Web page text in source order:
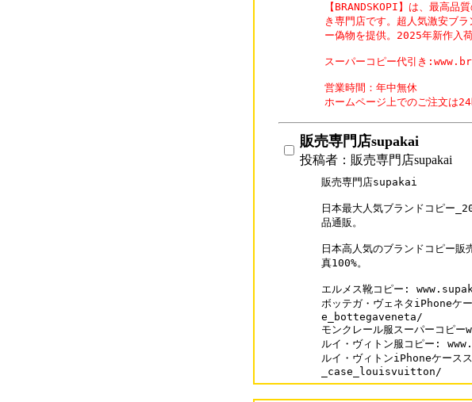
【BRANDSKOPI】は、最高品
き専門店です。超人気激安ブ
ー偽物を提供。2025年新作入
スーパーコピー代引き
営業時間：年中無休
ホームページ上でのご注文は
販売専門店supakai
投稿者：販売専門店supakai
販売専門店supakai
日本最大人気ブランドコピー
品通販。
日本高人気のブランドコピー
真100%。
エルメス靴コピー:
ボッテガ・ヴェネタiPhone
e_bottegaveneta/
モンクレール服スーパーコ
ルイ・ヴィトン服コピー:
ルイ・ヴィトンiPhoneケー
_case_louisvuitton/